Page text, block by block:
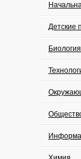
Детские
Биология